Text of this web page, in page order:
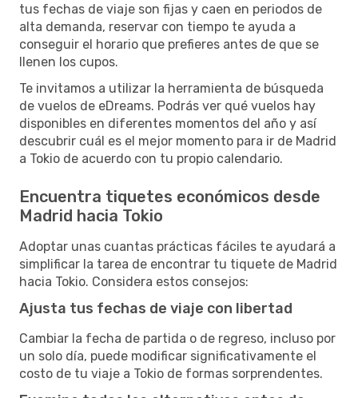
tus fechas de viaje son fijas y caen en periodos de
alta demanda, reservar con tiempo te ayuda a
conseguir el horario que prefieres antes de que se
llenen los cupos.
Te invitamos a utilizar la herramienta de búsqueda
de vuelos de eDreams. Podrás ver qué vuelos hay
disponibles en diferentes momentos del año y así
descubrir cuál es el mejor momento para ir de Madrid
a Tokio de acuerdo con tu propio calendario.
Encuentra tiquetes económicos desde
Madrid hacia Tokio
Adoptar unas cuantas prácticas fáciles te ayudará a
simplificar la tarea de encontrar tu tiquete de Madrid
hacia Tokio. Considera estos consejos:
Ajusta tus fechas de viaje con libertad
Cambiar la fecha de partida o de regreso, incluso por
un solo día, puede modificar significativamente el
costo de tu viaje a Tokio de formas sorprendentes.